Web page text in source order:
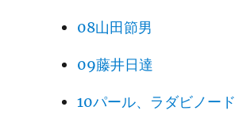
08山田節男
09藤井日達
10パール、ラダビノード